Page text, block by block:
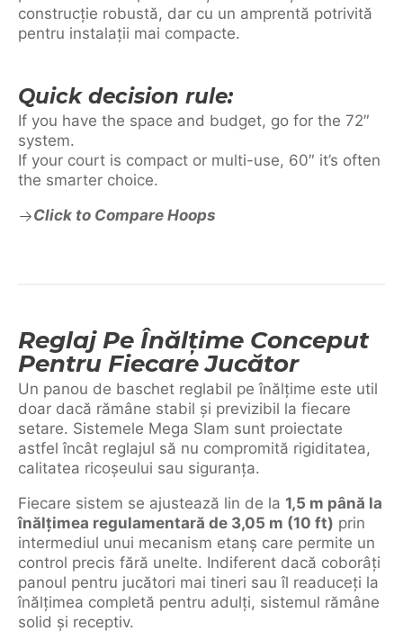
construcție robustă, dar cu un amprentă potrivită
pentru instalații mai compacte.
Quick decision rule:
If you have the space and budget, go for the 72″
system.
If your court is compact or multi-use, 60″ it’s often
the smarter choice.
Click to Compare Hoops
Reglaj Pe Înălțime Conceput
Pentru Fiecare Jucător
Un panou de baschet reglabil pe înălțime este util
doar dacă rămâne stabil și previzibil la fiecare
setare. Sistemele Mega Slam sunt proiectate
astfel încât reglajul să nu compromită rigiditatea,
calitatea ricoșeului sau siguranța.
Fiecare sistem se ajustează lin de la 1,5 m până la
înălțimea regulamentară de 3,05 m (10 ft) prin
intermediul unui mecanism etanș care permite un
control precis fără unelte. Indiferent dacă coborâți
panoul pentru jucători mai tineri sau îl readuceți la
înălțimea completă pentru adulți, sistemul rămâne
solid și receptiv.